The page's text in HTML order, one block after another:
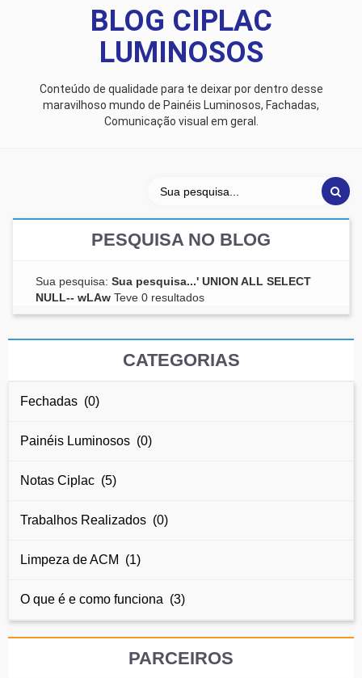
BLOG CIPLAC
LUMINOSOS
Conteúdo de qualidade para te deixar por dentro desse
maravilhoso mundo de Painéis Luminosos, Fachadas,
Comunicação visual em geral.
PESQUISA NO BLOG
Sua pesquisa: Sua pesquisa...' UNION ALL SELECT
NULL-- wLAw Teve 0 resultados
CATEGORIAS
Fechadas (0)
Painéis Luminosos (0)
Notas Ciplac (5)
Trabalhos Realizados (0)
Limpeza de ACM (1)
O que é e como funciona (3)
PARCEIROS